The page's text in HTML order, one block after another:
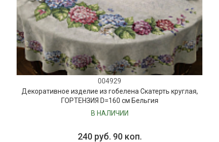
004929
Декоративное изделие из гобелена Скатерть круглая,
ГОРТЕНЗИЯ D=160 см Бельгия
В НАЛИЧИИ
240 руб. 90 коп.